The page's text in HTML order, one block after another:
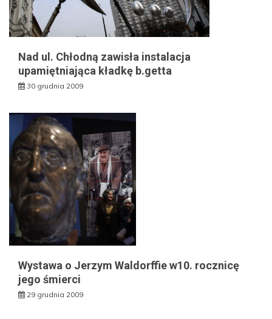
Nad ul. Chłodną zawisła instalacja
upamiętniająca kładkę b.getta
30 grudnia 2009
Wystawa o Jerzym Waldorffie w10. rocznicę
jego śmierci
29 grudnia 2009